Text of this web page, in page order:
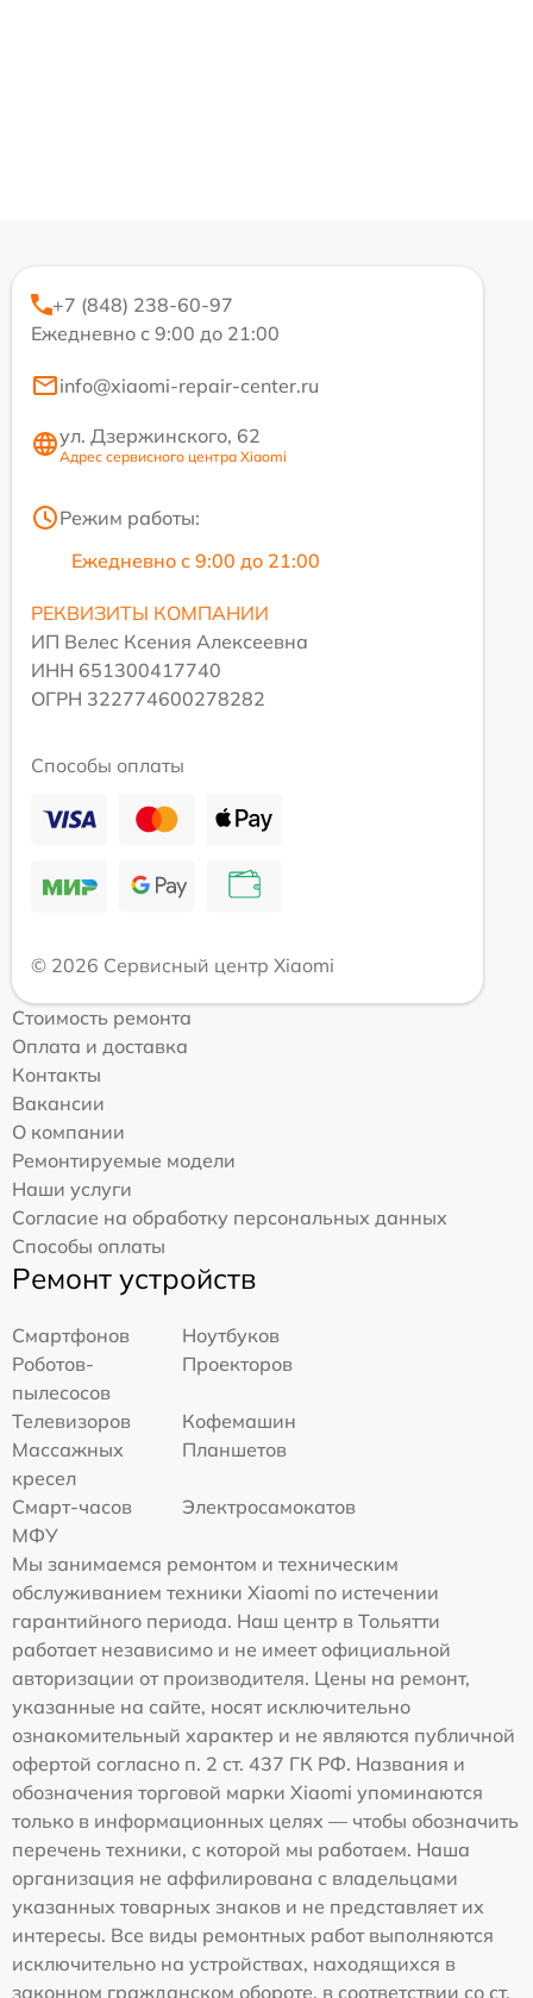
+7 (848) 238-60-97
Ежедневно с 9:00 до 21:00
info@xiaomi-repair-center.ru
ул. Дзержинского, 62
Адрес сервисного центра Xiaomi
Режим работы:
Ежедневно с 9:00 до 21:00
РЕКВИЗИТЫ КОМПАНИИ
ИП Велес Ксения Алексеевна
ИНН 651300417740
ОГРН 322774600278282
Способы оплаты
© 2026 Сервисный центр Xiaomi
Стоимость ремонта
Оплата и доставка
Контакты
Вакансии
О компании
Ремонтируемые модели
Наши услуги
Согласие на обработку персональных данных
Способы оплаты
Ремонт устройств
Смартфонов
Ноутбуков
Роботов-
пылесосов
Проекторов
Телевизоров
Кофемашин
Массажных
кресел
Планшетов
Смарт-часов
Электросамокатов
МФУ
Мы занимаемся ремонтом и техническим
обслуживанием техники Xiaomi по истечении
гарантийного периода. Наш центр в Тольятти
работает независимо и не имеет официальной
авторизации от производителя. Цены на ремонт,
указанные на сайте, носят исключительно
ознакомительный характер и не являются публичной
офертой согласно п. 2 ст. 437 ГК РФ. Названия и
обозначения торговой марки Xiaomi упоминаются
только в информационных целях — чтобы обозначить
перечень техники, с которой мы работаем. Наша
организация не аффилирована с владельцами
указанных товарных знаков и не представляет их
интересы. Все виды ремонтных работ выполняются
исключительно на устройствах, находящихся в
законном гражданском обороте, в соответствии со ст.